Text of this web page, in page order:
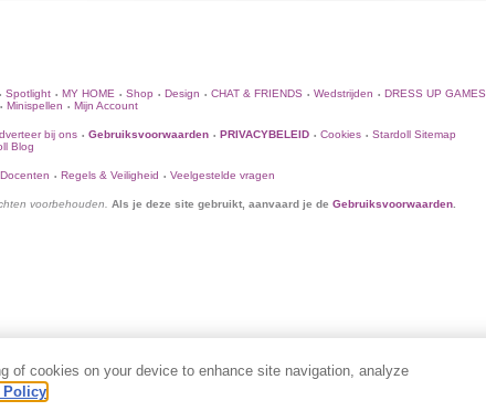
• Spotlight • MY HOME • Shop • Design • CHAT & FRIENDS • Wedstrijden • DRESS UP GAMES
• Minispellen • Mijn Account
bij ons • Gebruiksvoorwaarden • PRIVACYBELEID • Cookies • Stardoll Sitemap
Blog
• Regels & Veiligheid • Veelgestelde vragen
voorbehouden. Als je deze site gebruikt, aanvaard je de Gebruiksvoorwaarden
of cookies on your device to enhance site navigation, analyze
Policy